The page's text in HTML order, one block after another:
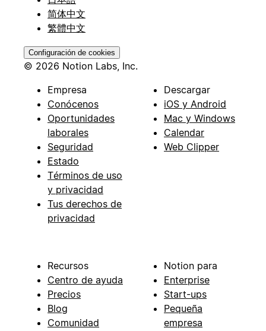
简体中文
繁體中文
Configuración de cookies
© 2026 Notion Labs, Inc.
Empresa
Conócenos
Oportunidades
laborales
Seguridad
Estado
Términos de uso
y privacidad
Tus derechos de
privacidad
Descargar
iOS y Android
Mac y Windows
Calendar
Web Clipper
Recursos
Centro de ayuda
Precios
Blog
Comunidad
Notion para
Enterprise
Start-ups
Pequeña
empresa